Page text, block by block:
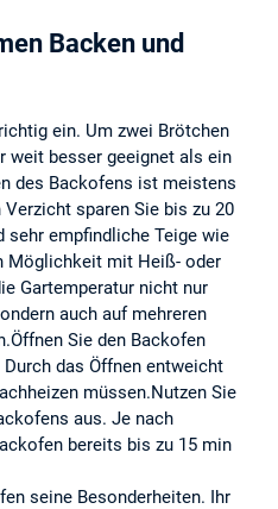
Backen und
ein. Um zwei Brötchen
weit besser geeignet als ein
des Backofens ist meistens
sparen Sie bis zu 20
sehr empfindliche Teige wie
Möglichkeit mit Heiß- oder
Gartemperatur nicht nur
auch auf mehreren
Sie den Backofen
das Öffnen entweicht
müssen.Nutzen Sie
aus. Je nach
bereits bis zu 15 min
seine Besonderheiten. Ihr